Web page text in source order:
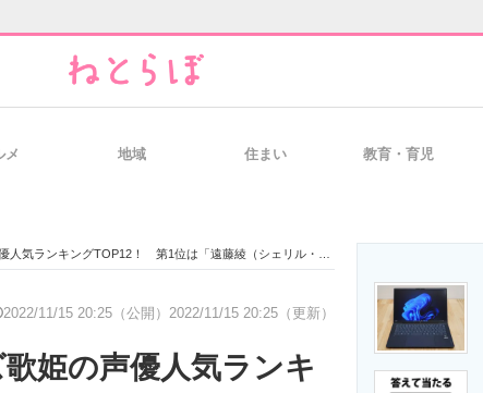
経営リーダーのコミュニティ
メ 地域 住まい 教育・育児
TOP12！ 第1位は「遠藤綾（シェリル・ノーム）」に決定！【2022年最新投票結果】
2022/11/15 20:25（公開） 2022/11/15 20:25（更新）
姫の声優人気ランキ